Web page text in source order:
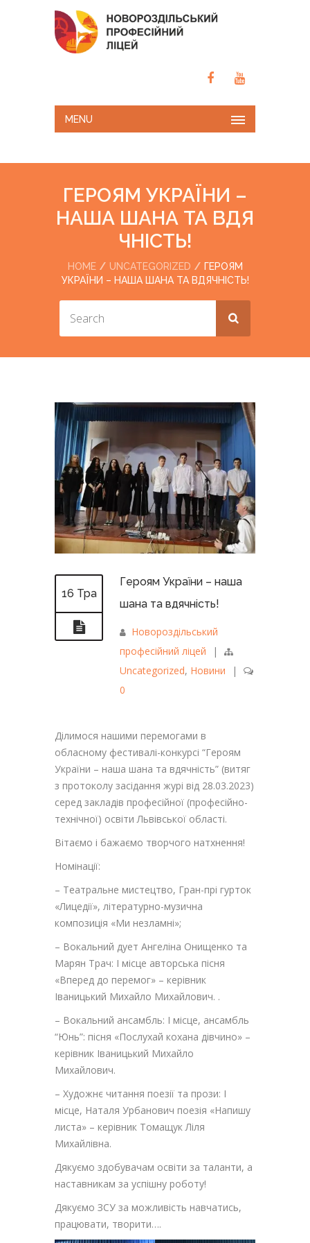
MENU
ГЕРОЯМ УКРАЇНИ –
НАША ШАНА ТА ВДЯ
ЧНІСТЬ!
HOME UNCATEGORIZED
ГЕРОЯМ
УКРАЇНИ – НАША ШАНА ТА ВДЯЧНІСТЬ!
16 Тра
Героям України – наша
шана та вдячність!
Новороздільський
професійний ліцей
|
Uncategorized, Новини
|
0
Ділимося нашими перемогами в
обласному фестивалі-конкурсі “Героям
України – наша шана та вдячність” (витяг
з протоколу засідання журі від 28.03.2023)
серед закладів професійної (професійно-
технічної) освіти Львівської області.
Вітаємо і бажаємо творчого натхнення!
Номінації:
– Театральне мистецтво, Гран-прі гурток
«Лицедії», літературно-музична
композиція «Ми незламні»;
– Вокальний дует Ангеліна Онищенко та
Марян Трач: І місце авторська пісня
«Вперед до перемог» – керівник
Іваницький Михайло Михайлович. .
– Вокальний ансамбль: І місце, ансамбль
“Юнь”: пісня «Послухай кохана дівчино» –
керівник Іваницький Михайло
Михайлович.
– Художнє читання поезії та прози: І
місце, Наталя Урбанович поезія «Напишу
листа» – керівник Томащук Ліля
Михайлівна.
Дякуємо здобувачам освіти за таланти, а
наставникам за успішну роботу!
Дякуємо ЗСУ за можливість навчатись,
працювати, творити….